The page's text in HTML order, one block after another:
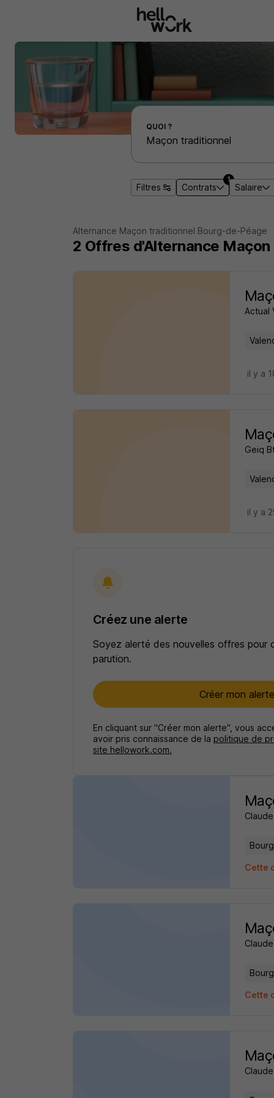
Effectuer une recherche d'emploi par localité
QUOI ?
Filtres Contrats
1
Salaire
Alternance Maçon traditionnel Bourg-de-Péage
2 Offres d'Alternance
Actual
il y a
Geiq
il y a
Créez une alerte
Soyez alerté des nouvelles offres pour
parution.
Créer mon alerte
En cliquant sur "Créer mon alerte", vous
avoir pris connaissance de la politique de
site hellowork.com.
Cette
Cette